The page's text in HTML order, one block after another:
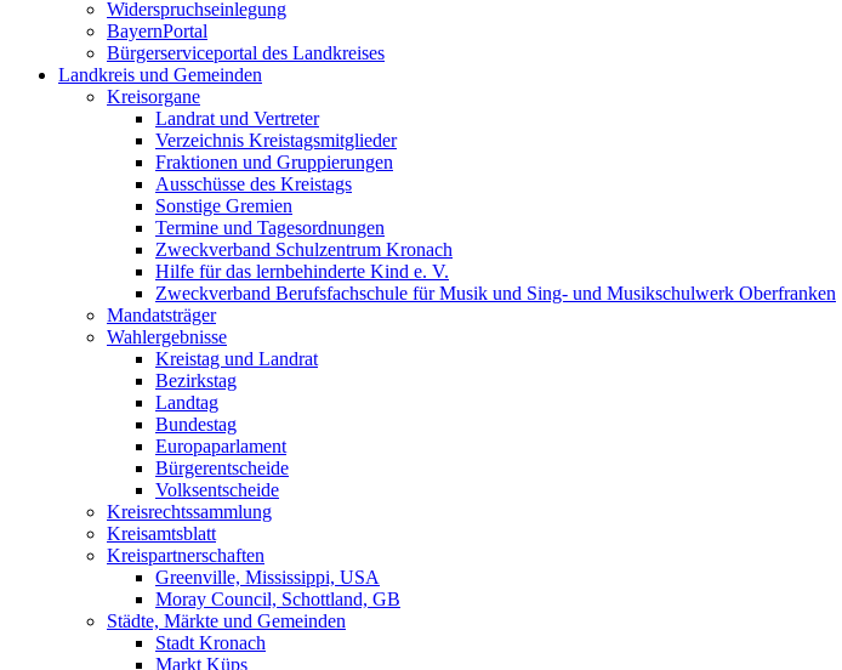
Widerspruchseinlegung
BayernPortal
Bürgerserviceportal des Landkreises
Landkreis und Gemeinden
Kreisorgane
Landrat und Vertreter
Verzeichnis Kreistagsmitglieder
Fraktionen und Gruppierungen
Ausschüsse des Kreistags
Sonstige Gremien
Termine und Tagesordnungen
Zweckverband Schulzentrum Kronach
Hilfe für das lernbehinderte Kind e. V.
Zweckverband Berufsfachschule für Musik und Sing- und Musikschulwerk Oberfranken
Mandatsträger
Wahlergebnisse
Kreistag und Landrat
Bezirkstag
Landtag
Bundestag
Europaparlament
Bürgerentscheide
Volksentscheide
Kreisrechtssammlung
Kreisamtsblatt
Kreispartnerschaften
Greenville, Mississippi, USA
Moray Council, Schottland, GB
Städte, Märkte und Gemeinden
Stadt Kronach
Markt Küps